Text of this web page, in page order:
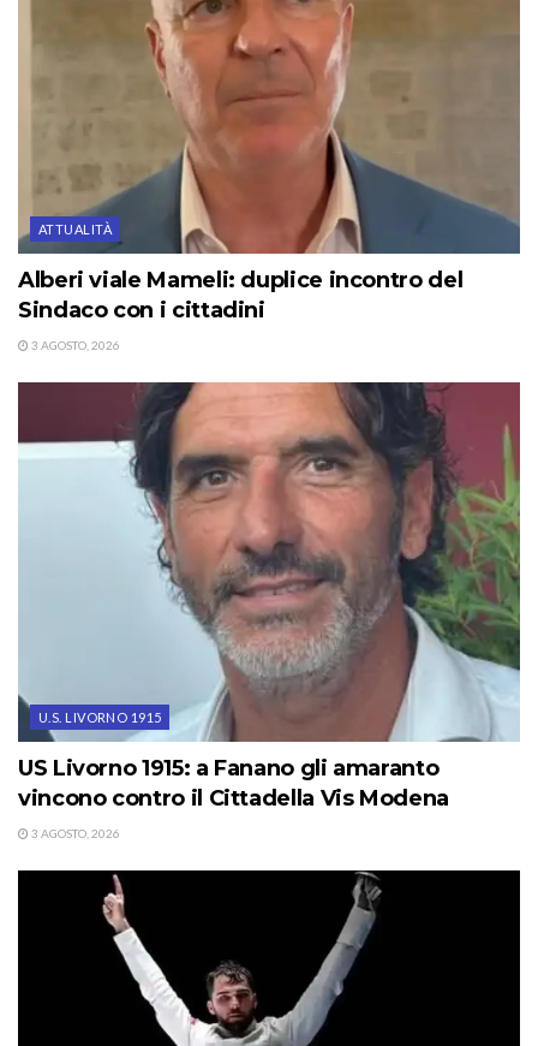
ATTUALITÀ
Alberi viale Mameli: duplice incontro del
Sindaco con i cittadini
3 AGOSTO, 2026
U.S. LIVORNO 1915
US Livorno 1915: a Fanano gli amaranto
vincono contro il Cittadella Vis Modena
3 AGOSTO, 2026